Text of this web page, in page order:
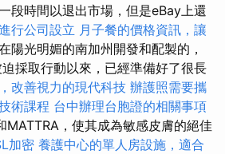
段時間以退出市場，但是eBay上還
行公司設立 月子餐的價格資訊，讓
陽光明媚的南加州開發和配製的，
採取行動以來，已經準備好了很長
改善視力的現代科技 辦護照需要攜
術課程 台中辦理台胞證的相關事項
MATTRA，使其成為敏感皮膚的絕佳
加密 養護中心的單人房設施，適合